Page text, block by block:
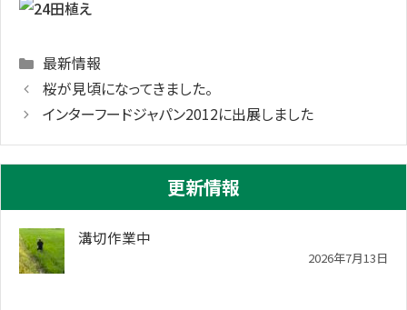
Categories
最新情報
桜が見頃になってきました。
インターフードジャパン2012に出展しました
更新情報
溝切作業中
2026年7月13日